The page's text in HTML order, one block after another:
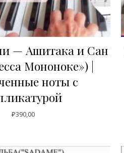
— Ашитака и Сан
Мононоке») |
ноты с
₽390,00